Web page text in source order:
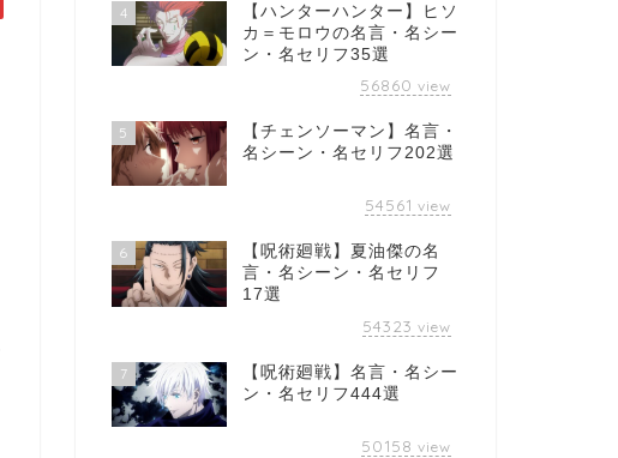
4
【ハンターハンター】ヒソ
カ＝モロウの名言・名シー
ン・名セリフ35選
56860 view
5
【チェンソーマン】名言・
名シーン・名セリフ202選
54561 view
6
【呪術廻戦】夏油傑の名
言・名シーン・名セリフ
17選
54323 view
7
【呪術廻戦】名言・名シー
ン・名セリフ444選
50158 view